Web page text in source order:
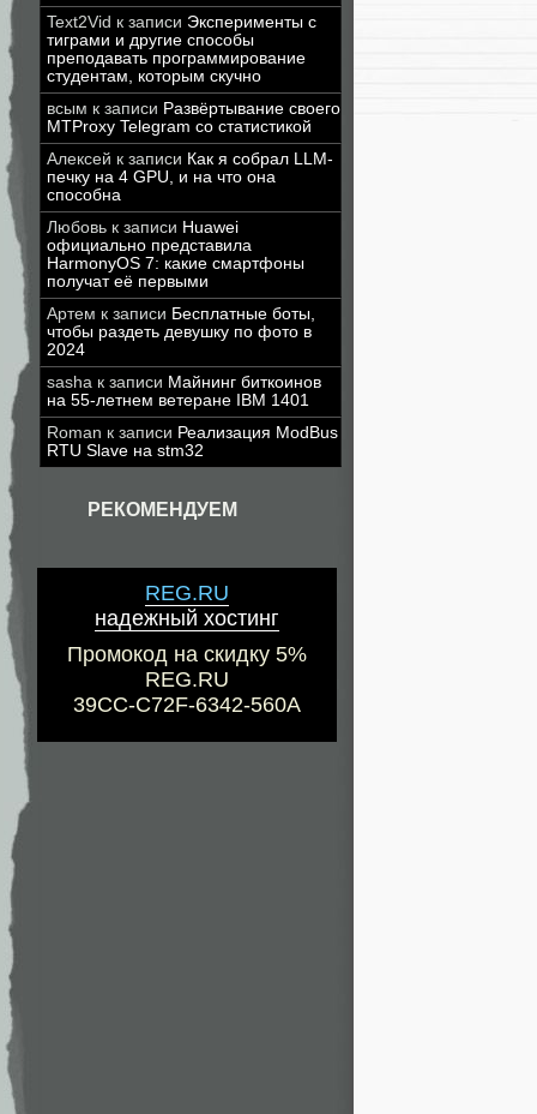
Text2Vid к записи Эксперименты с
тиграми и другие способы
преподавать программирование
студентам, которым скучно
всым к записи Развёртывание своего
MTProxy Telegram со статистикой
Алексей к записи Как я собрал LLM-
печку на 4 GPU, и на что она
способна
Любовь к записи Huawei
официально представила
HarmonyOS 7: какие смартфоны
получат её первыми
Артем к записи Бесплатные боты,
чтобы раздеть девушку по фото в
2024
sasha к записи Майнинг биткоинов
на 55-летнем ветеране IBM 1401
Roman к записи Реализация ModBus
RTU Slave на stm32
РЕКОМЕНДУЕМ
REG.RU
надежный хостинг
Промокод на скидку 5%
REG.RU
39CC-C72F-6342-560A